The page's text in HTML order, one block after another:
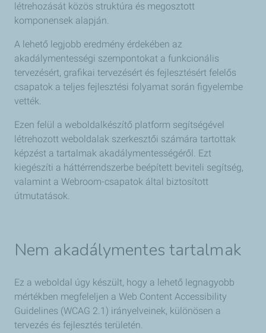
létrehozását közös struktúra és megosztott
komponensek alapján.
A lehető legjobb eredmény érdekében az
akadálymentességi szempontokat a funkcionális
tervezésért, grafikai tervezésért és fejlesztésért felelős
csapatok a teljes fejlesztési folyamat során figyelembe
vették.
Ezen felül a weboldalkészítő platform segítségével
létrehozott weboldalak szerkesztői számára tartottak
képzést a tartalmak akadálymentességéről. Ezt
kiegészíti a háttérrendszerbe beépített beviteli segítség,
valamint a Webroom-csapatok által biztosított
útmutatások.
Nem akadálymentes tartalmak
Ez a weboldal úgy készült, hogy a lehető legnagyobb
mértékben megfeleljen a Web Content Accessibility
Guidelines (WCAG 2.1) irányelveinek, különösen a
tervezés és fejlesztés területén.